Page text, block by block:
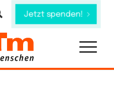
Jetzt spenden!